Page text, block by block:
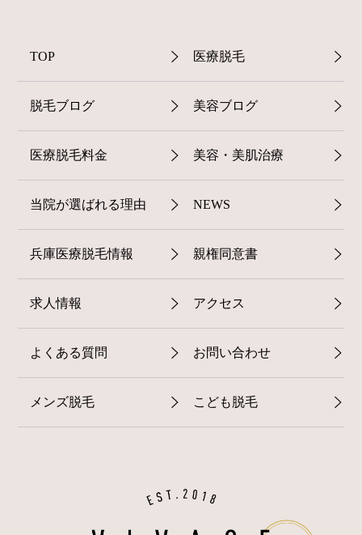
TOP 医療脱毛
脱毛ブログ 美容ブログ
医療脱毛料金 美容・美肌治療
当院が選ばれる理由 NEWS
兵庫医療脱毛情報 親権同意書
求人情報 アクセス
よくある質問 お問い合わせ
メンズ脱毛 こども脱毛